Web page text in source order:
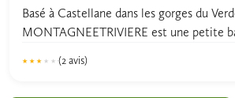
Basé à Castellane dans les gorges du
MONTAGNEETRIVIERE est une petite
★★★★★
★★★★★ (2 avis)